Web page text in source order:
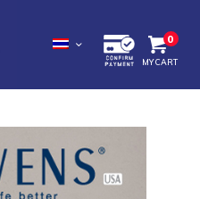
0
MY CART